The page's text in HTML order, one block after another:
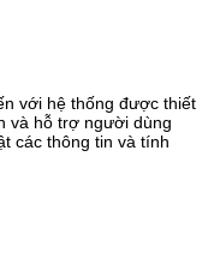
với hệ thống được thiết
và hỗ trợ người dùng
các thông tin và tính